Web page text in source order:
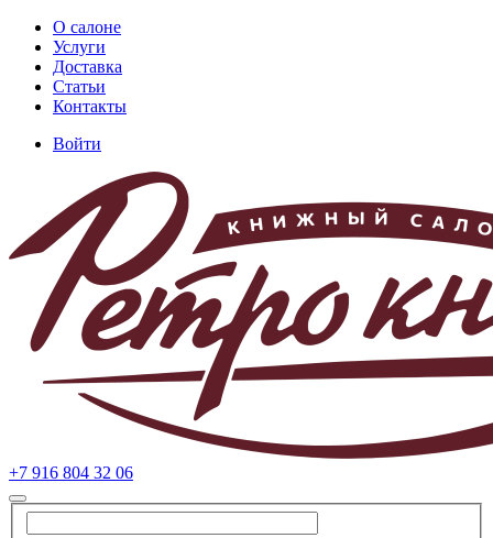
Перейти
основному
содержанию
Основная
навигация
О салоне
Услуги
Доставка
Статьи
Контакты
учётной
записи
пользователя
Войти
+7 916 804 32 06